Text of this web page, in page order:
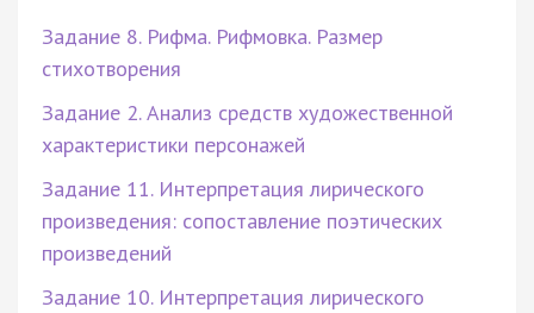
Задание 8. Рифма. Рифмовка. Размер
стихотворения
Задание 2. Анализ средств художественной
характеристики персонажей
Задание 11. Интерпретация лирического
произведения: сопоставление поэтических
произведений
Задание 10. Интерпретация лирического